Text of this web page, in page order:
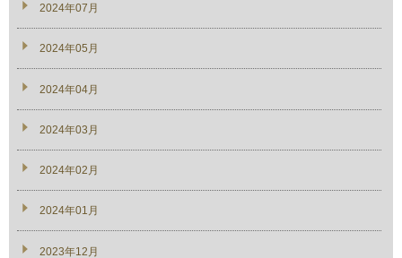
2024年07月
2024年05月
2024年04月
2024年03月
2024年02月
2024年01月
2023年12月